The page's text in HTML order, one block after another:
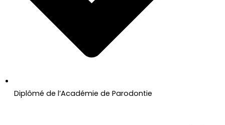
Diplômé de l’Académie de Parodontie